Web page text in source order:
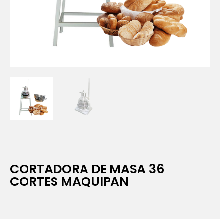
CORTADORA DE MASA 36
CORTES MAQUIPAN